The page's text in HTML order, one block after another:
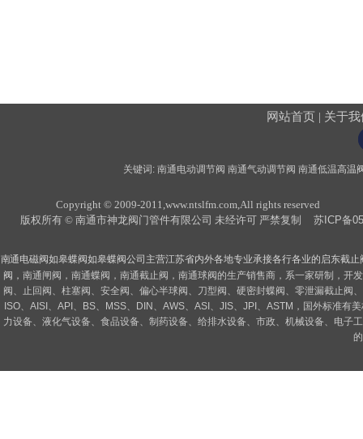
南通电磁阀如皋蝶阀如皋蝶阀公司主营江苏省内外各地专业承接各行各业的 启东截止
阀 ， 南通闸阀，南通蝶阀，南通截止阀，南通球阀的生产销售商，系一家研制，开
阀、止回阀、柱塞阀、安全阀、偏心半球阀、刀型阀、硬密封蝶阀、零泄漏截止
ISO、AISI、API、BS、MSS、DIN、AWS、ASI、JIS、JPI、ASTM，国外标准
力设备、液化气设备、食品设备、制药设备、给排水设备、市政、机械设备、电
关键词:南通电动调节阀 南通气动调节阀 南通低温高温
Copyright © 2009-2011,www.ntslfm.com,All rights reserved
版权所有 © 南通市神龙阀门管件有限公司 未经许可 严禁复制 苏ICP备
网站首页 | 关于我